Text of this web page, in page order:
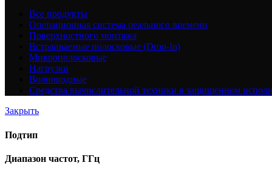
Все продукты
Операционная система реального времени
Поверхностного монтажа
Встраиваемые полосковые (Drop-In)
Микрополосковые
Нагрузки
Волноводные
Средства вычислительной техники в защищенном
Закрыть
Подтип
Диапазон частот, ГГц